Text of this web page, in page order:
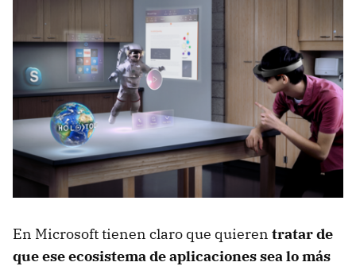
En Microsoft tienen claro que quieren tratar de
que ese ecosistema de aplicaciones sea lo más